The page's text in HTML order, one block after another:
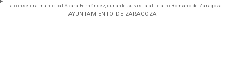
La consejera municipal Ssara Fernández, durante su visita al Teatro Romano de Zaragoza
- AYUNTAMIENTO DE ZARAGOZA